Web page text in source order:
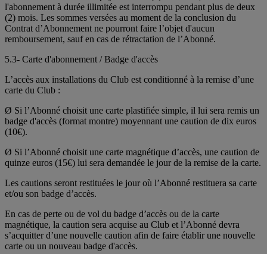
l'abonnement à durée illimitée est interrompu pendant plus de deux
(2) mois. Les sommes versées au moment de la conclusion du
Contrat d’Abonnement ne pourront faire l’objet d'aucun
remboursement, sauf en cas de rétractation de l’Abonné.
5.3- Carte d'abonnement / Badge d'accès
L’accès aux installations du Club est conditionné à la remise d’une
carte du Club :
Ø Si l’Abonné choisit une carte plastifiée simple, il lui sera remis un
badge d'accès (format montre) moyennant une caution de dix euros
(10€).
Ø Si l’Abonné choisit une carte magnétique d’accès, une caution de
quinze euros (15€) lui sera demandée le jour de la remise de la carte.
Les cautions seront restituées le jour où l’Abonné restituera sa carte
et/ou son badge d’accès.
En cas de perte ou de vol du badge d’accès ou de la carte
magnétique, la caution sera acquise au Club et l’Abonné devra
s’acquitter d’une nouvelle caution afin de faire établir une nouvelle
carte ou un nouveau badge d'accès.